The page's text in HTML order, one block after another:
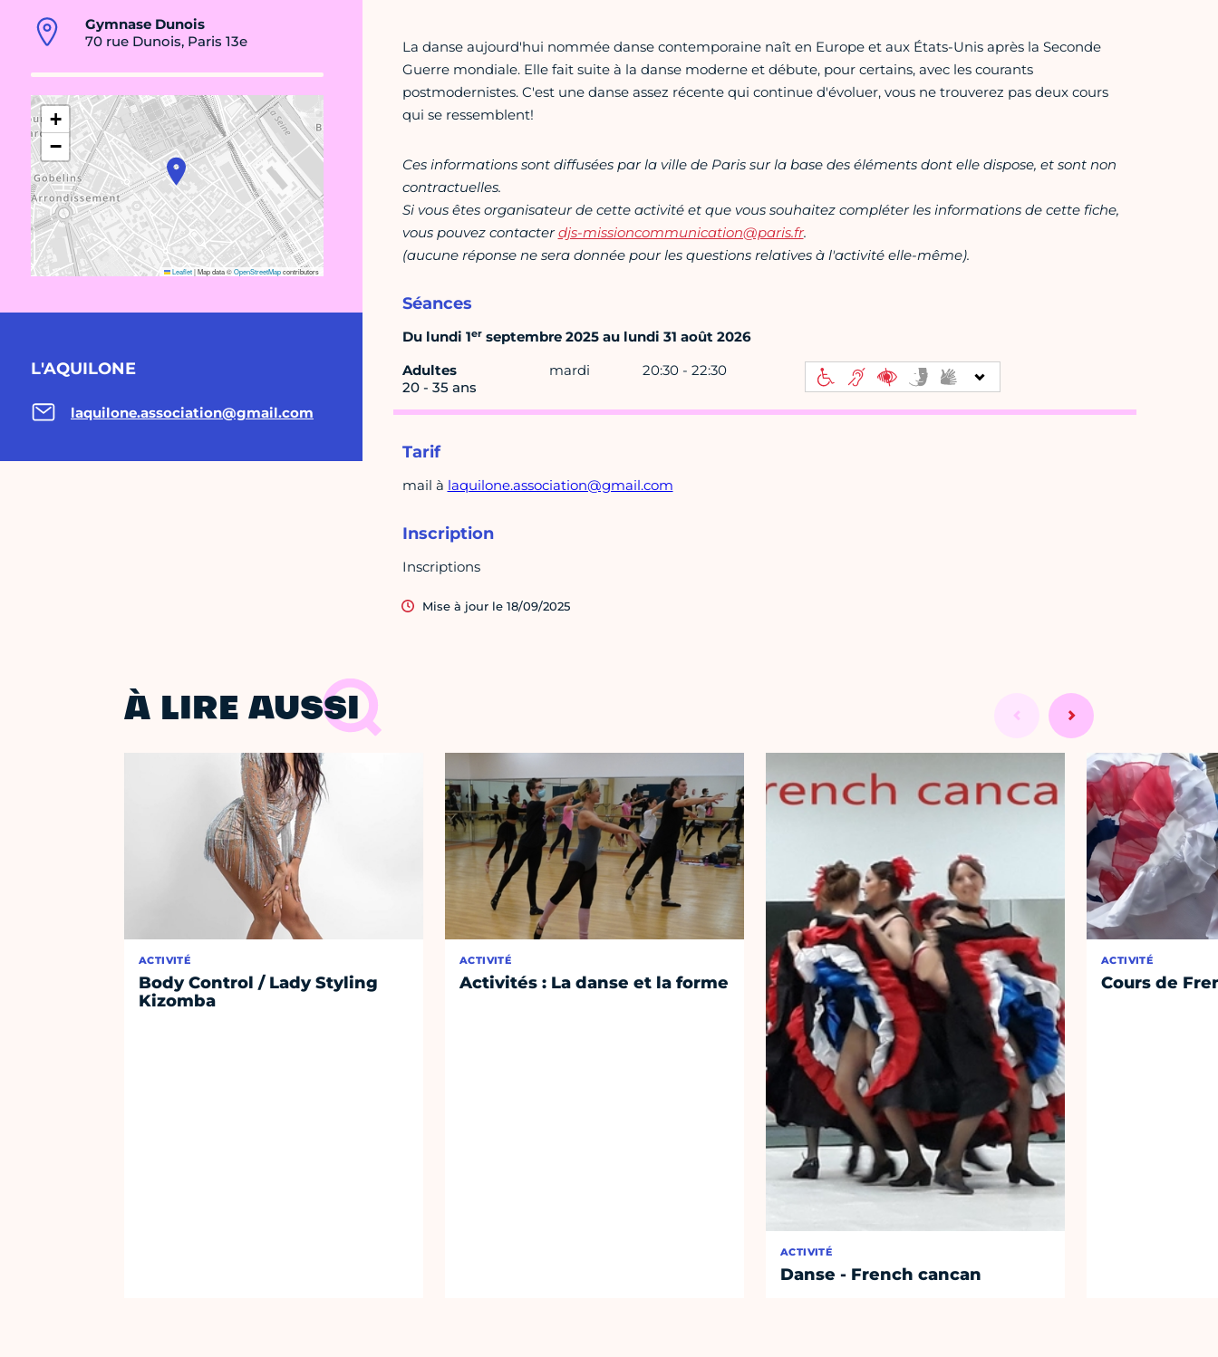
Gymnase Dunois
70 rue Dunois, Paris 13e
+
−
Leaflet|Map data ©OpenStreetMapcontributors
L'AQUILONE
laquilone.association@gmail.com
La danse aujourd'hui nommée danse contemporaine naît en Europe et aux États-Unis après la Seconde
Guerre mondiale. Elle fait suite à la danse moderne et débute, pour certains, avec les courants
postmodernistes. C'est une danse assez récente qui continue d'évoluer, vous ne trouverez pas deux cours
qui se ressemblent!
Ces informations sont diffusées par la ville de Paris sur la base des éléments dont elle dispose, et sont non
contractuelles.
Si vous êtes organisateur de cette activité et que vous souhaitez compléter les informations de cette fiche,
vous pouvez contacterdjs-missioncommunication@paris.fr.
(aucune réponse ne sera donnée pour les questions relatives à l'activité elle-même).
Séances
Du lundi 1erseptembre 2025 au lundi 31 août 2026
Adultes
20 - 35 ans
mardi 20:30 - 22:30
Tarif
mail à laquilone.association@gmail.com
Inscription
Inscriptions
Mise à jour le 18/09/2025
À LIRE AUSSI
ACTIVITÉ
Body Control / Lady Styling
Kizomba
ACTIVITÉ
Activités : La danse et la forme
ACTIVITÉ
Danse - French cancan
ACTIVITÉ
Cours de